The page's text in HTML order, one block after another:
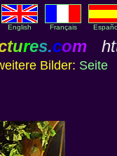
English Français
tures.com
Bilder: Seite